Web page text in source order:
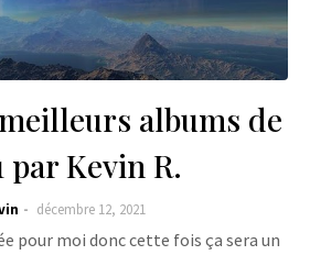
albums de
par Kevin R.
décembre 12, 2021
pour moi donc cette fois ça sera un